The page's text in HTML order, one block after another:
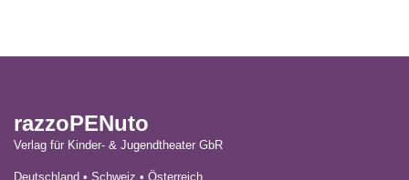
razzoPENuto
Verlag für Kinder- & Jugendtheater GbR
Deutschland • Schweiz • Österreich